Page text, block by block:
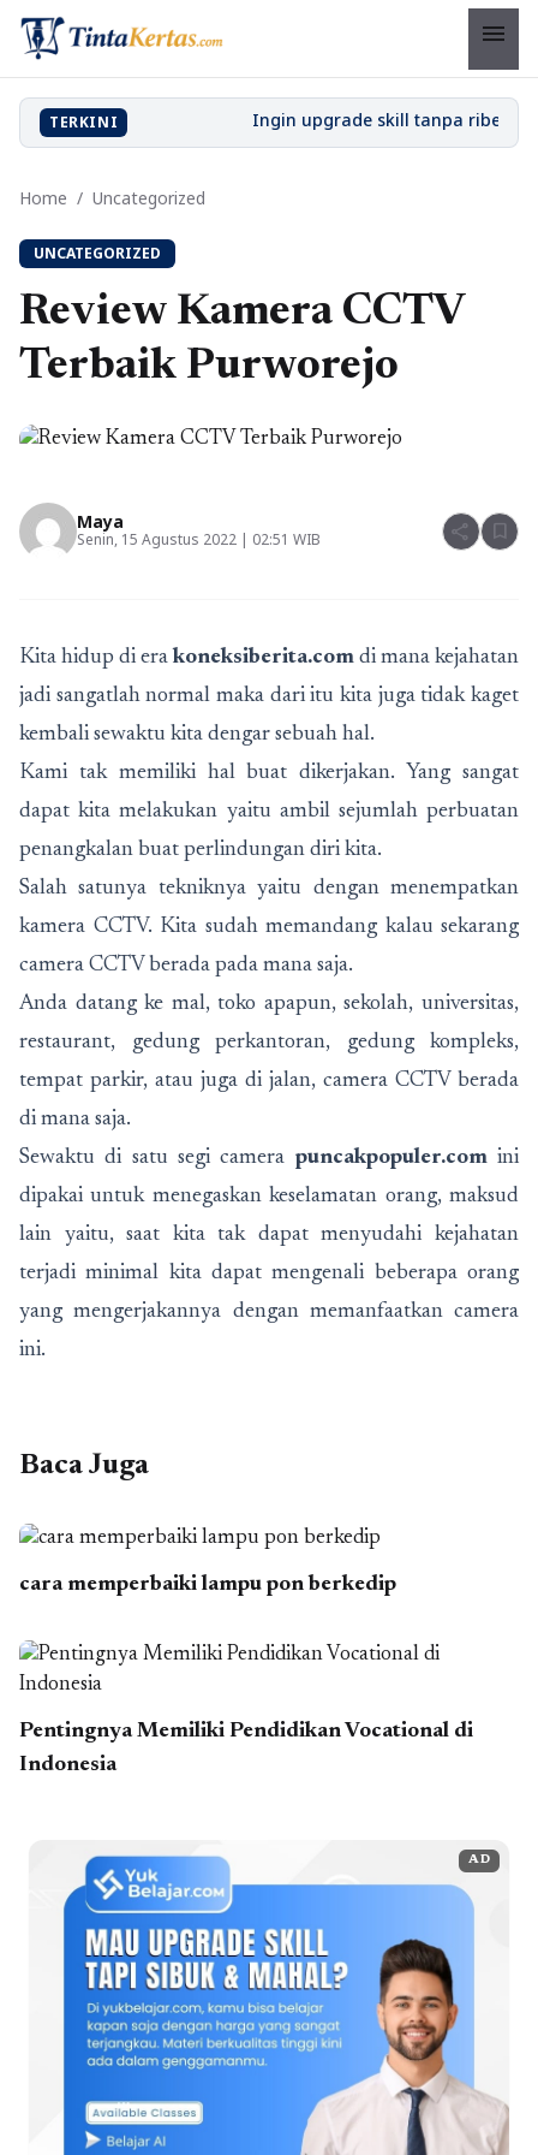
menu
TERKINI
Home / Uncategorized
UNCATEGORIZED
Review Kamera CCTV
Terbaik Purworejo
Maya
Senin, 15 Agustus 2022 | 02:51 WIB share bookmark
Kita hidup di era koneksiberita.com di mana kejahatan
jadi sangatlah normal maka dari itu kita juga tidak kaget
kembali sewaktu kita dengar sebuah hal.
Kami tak memiliki hal buat dikerjakan. Yang sangat
dapat kita melakukan yaitu ambil sejumlah perbuatan
penangkalan buat perlindungan diri kita.
Salah satunya tekniknya yaitu dengan menempatkan
kamera CCTV. Kita sudah memandang kalau sekarang
camera CCTV berada pada mana saja.
Anda datang ke mal, toko apapun, sekolah, universitas,
restaurant, gedung perkantoran, gedung kompleks,
tempat parkir, atau juga di jalan, camera CCTV berada
di mana saja.
Sewaktu di satu segi camera puncakpopuler.comini
dipakai untuk menegaskan keselamatan orang, maksud
lain yaitu, saat kita tak dapat menyudahi kejahatan
terjadi minimal kita dapat mengenali beberapa orang
yang mengerjakannya dengan memanfaatkan camera
ini.
Baca Juga
cara memperbaiki lampu pon berkedip
Pentingnya Memiliki Pendidikan Vocational di
Indonesia
AD